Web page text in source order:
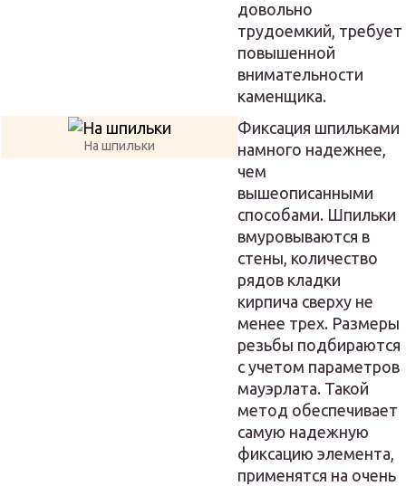
довольно
трудоемкий, требует
повышенной
внимательности
каменщика.
На шпильки
Фиксация шпильками
намного надежнее,
чем
вышеописанными
способами. Шпильки
вмуровываются в
стены, количество
рядов кладки
кирпича сверху не
менее трех. Размеры
резьбы подбираются
с учетом параметров
мауэрлата. Такой
метод обеспечивает
самую надежную
фиксацию элемента,
применятся на очень